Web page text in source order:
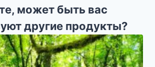
может быть вас
другие продукты?